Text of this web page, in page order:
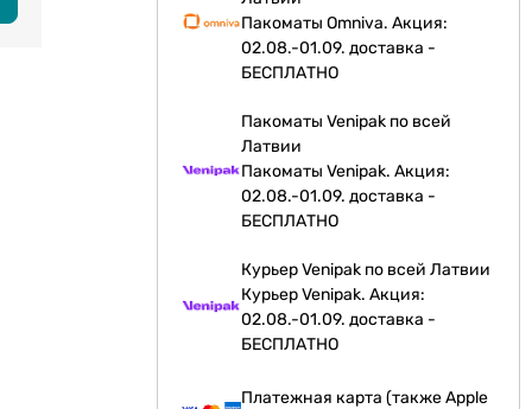
Пакоматы Omniva. Акция:
02.08.-01.09. доставка -
БЕСПЛАТНО
Пакоматы Venipak по всей
Латвии
Пакоматы Venipak. Акция:
02.08.-01.09. доставка -
БЕСПЛАТНО
Курьер Venipak по всей Латвии
Курьер Venipak. Акция:
02.08.-01.09. доставка -
БЕСПЛАТНО
Платежная карта (также Apple